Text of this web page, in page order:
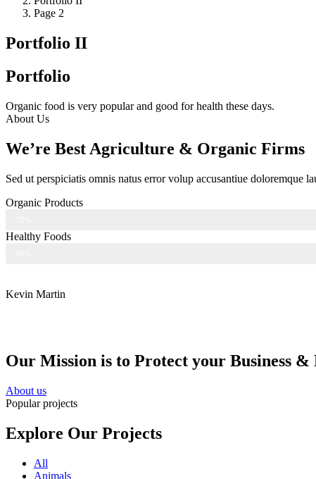
Page 2
Portfolio II
Portfolio
Organic food is very popular and good for health these days.
About Us
We’re Best Agriculture & Organic Firms
Sed ut perspiciatis omnis natus error volup accusantiue doloremque
Organic Products
Healthy Foods
Kevin Martin
Our Mission is to Protect your Business
About us
Popular projects
Explore Our Projects
All
Animals